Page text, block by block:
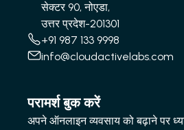
सेक्टर 90, नोएडा,
उत्तर प्रदेश-201301
+91 987 133 9998
info@cloudactivelabs.com
परामर्श बुक करें
अपने ऑनलाइन व्यवसाय को बढ़ाने पर